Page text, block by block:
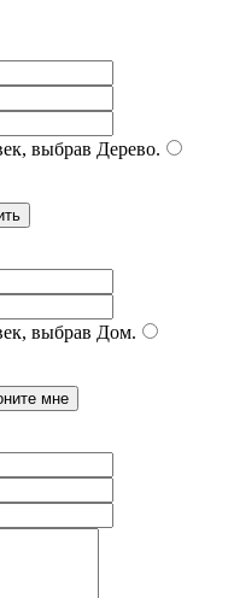
выбрав Дерево.
выбрав Дом.